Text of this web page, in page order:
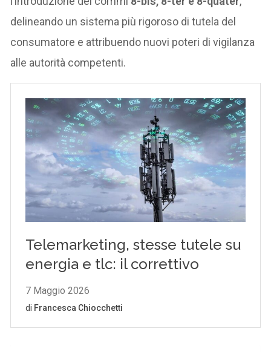
delineando un sistema più rigoroso di tutela del
consumatore e attribuendo nuovi poteri di vigilanza
alle autorità competenti.